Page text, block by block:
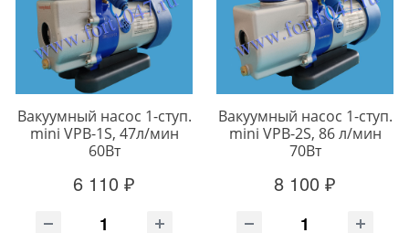
Вакуумный насос 1-ступ.
mini VPB-1S, 47л/мин
60Вт
6 110 ₽
Вакуумный насос 1-ступ.
mini VPB-2S, 86 л/мин
70Вт
8 100 ₽